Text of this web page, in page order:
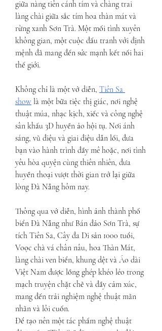
giữa nàng tiên cánh tím và chàng trai
làng chài giữa sắc tím hoa thàn mát và
rừng xanh Sơn Trà. Một mối tình xuyên
không gian, một cuộc đấu tranh với định
mệnh đã mang đến sức mạnh kết nối hai
thế giới.
Không chỉ là một vở diễn, Tiên Sa
show là một bữa tiệc thị giác, nơi nghệ
thuật múa, nhạc kịch, xiếc và công nghệ
sân khấu 3D huyền ảo hội tụ. Nơi ánh
sáng, vũ điệu và giai điệu dẫn lối, đưa
bạn vào hành trình đầy mê hoặc, nơi tình
yêu hòa quyện cùng thiên nhiên, đưa
huyền thoại vượt thời gian trở lại giữa
lòng Đà Nẵng hôm nay.
Thông qua vở diễn, hình ảnh thành phố
biển Đà Nẵng như Bán đảo Sơn Trà, sự
tích Tiên Sa, Cây đa Di sản 1000 tuổi,
Voọc chà vá chân nâu, hoa Thàn Mát,
làng chài ven biển, khung dệt và Áo dài
Việt Nam được lồng ghép khéo léo trong
mạch truyện chặt chẽ và đầy cảm xúc,
mang đến trải nghiệm nghệ thuật mãn
nhãn và lôi cuốn.
Để tạo nên một tác phẩm nghệ thuật